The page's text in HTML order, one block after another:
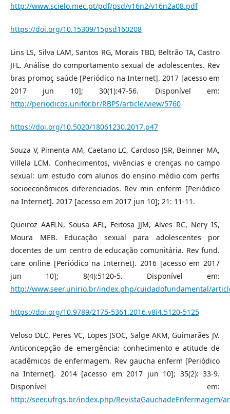
http://www.scielo.mec.pt/pdf/psd/v16n2/v16n2a08.pdf
https://doi.org/10.15309/15psd160208
Lins LS, Silva LAM, Santos RG, Morais TBD, Beltrão TA, Castro
JFL. Análise do comportamento sexual de adolescentes. Rev
bras promoç saúde [Periódico na Internet]. 2017 [acesso em
2017 jun 10]; 30(1):47-56. Disponível em:
http://periodicos.unifor.br/RBPS/article/view/5760
https://doi.org/10.5020/18061230.2017.p47
Souza V, Pimenta AM, Caetano LC, Cardoso JSR, Beinner MA,
Villela LCM. Conhecimentos, vivências e crenças no campo
sexual: um estudo com alunos do ensino médio com perfis
socioeconômicos diferenciados. Rev min enferm [Periódico
na Internet]. 2017 [acesso em 2017 jun 10]; 21: 11-11.
Queiroz AAFLN, Sousa AFL, Feitosa JJM, Alves RC, Nery IS,
Moura MEB. Educação sexual para adolescentes por
docentes de um centro de educação comunitária. Rev fund.
care online [Periódico na Internet]. 2016 [acesso em 2017
jun 10]; 8(4):5120-5. Disponível em:
http://www.seer.unirio.br/index.php/cuidadofundamental/
https://doi.org/10.9789/2175-5361.2016.v8i4.5120-5125
Veloso DLC, Peres VC, Lopes JSOC, Salge AKM, Guimarães JV.
Anticoncepção de emergência: conhecimento e atitude de
acadêmicos de enfermagem. Rev gaucha enferm [Periódico
na Internet]. 2014 [acesso em 2017 jun 10]; 35(2): 33-9.
Disponível em:
http://seer.ufrgs.br/index.php/RevistaGauchadeEnfermagem/